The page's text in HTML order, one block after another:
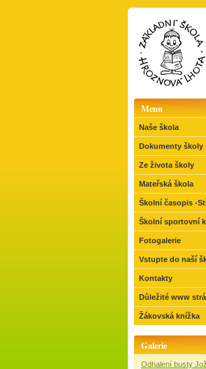
Menu
Naše škola
Dokumenty školy
Ze života školy
Mateřská škola
Školní časopis -
Školní sportovní
Fotogalerie
Vstupte do naší
Kontakty
Důležité www
Žákovská knížka
Galerie
Odhalení busty